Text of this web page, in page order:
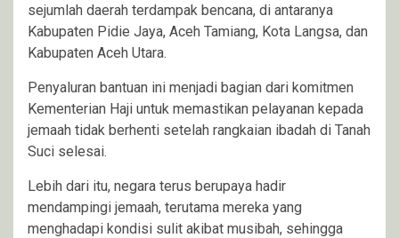
sejumlah daerah terdampak bencana, di antaranya
Kabupaten Pidie Jaya, Aceh Tamiang, Kota Langsa, dan
Kabupaten Aceh Utara.
Penyaluran bantuan ini menjadi bagian dari komitmen
Kementerian Haji untuk memastikan pelayanan kepada
jemaah tidak berhenti setelah rangkaian ibadah di Tanah
Suci selesai.
Lebih dari itu, negara terus berupaya hadir
mendampingi jemaah, terutama mereka yang
menghadapi kondisi sulit akibat musibah, sehingga